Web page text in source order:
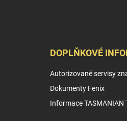
DOPLŇKOVÉ
Autorizované servisy
Dokumenty Fenix
Informace TASMANIAN